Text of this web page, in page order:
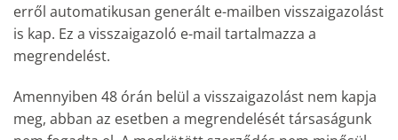
erről automatikusan generált e-mailben visszaigazolást
is kap. Ez a visszaigazoló e-mail tartalmazza a
megrendelést.
Amennyiben 48 órán belül a visszaigazolást nem kapja
meg, abban az esetben a megrendelését társaságunk